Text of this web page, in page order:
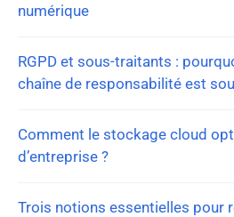
numérique
RGPD et sous-traitants :
chaîne de responsabilité est
Comment le stockage cloud
d’entreprise ?
Trois notions essentielles pour